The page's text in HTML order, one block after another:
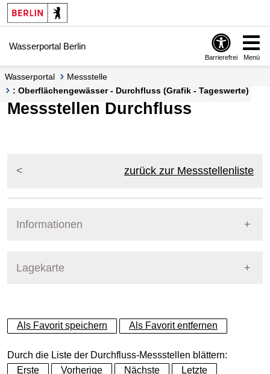
Springe zur Navigation
Springe zum Inhalt
Wasserportal Berlin
Barrierefrei Menü
Wasserportal
Messstelle
: Oberflächengewässer - Durchfluss (Grafik - Tageswerte)
Messstellen Durchfluss
zurück zur Messstellenliste
Informationen
Lagekarte
+
−
Als Favorit speichern Als Favorit entfernen
Durch die Liste der Durchfluss-Messstellen blättern:
Erste
Vorherige Nächste Letzte